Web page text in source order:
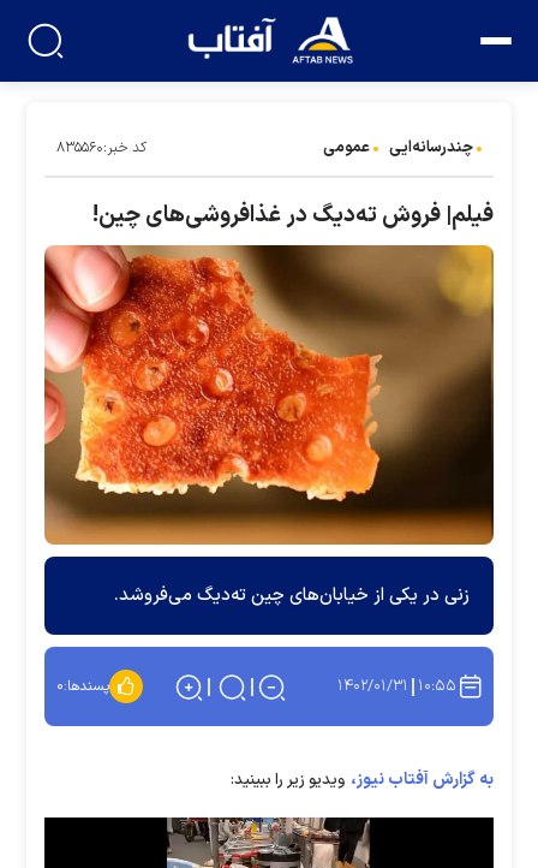
چندرسانه‌ایی عمومی کد خبر:۸۳۵۵۶۰
فیلم| فروش ته‌دیگ در غذافروشی‌های چین!
زنی در یکی از خیابان‌های چین ته‌دیگ می‌فروشد.
۱۰:۵۵ ۱۴۰۲/۰۱/۳۱ پسندها:۰
به گزارش آفتاب نیوز، ویدیو زیر را ببینید: